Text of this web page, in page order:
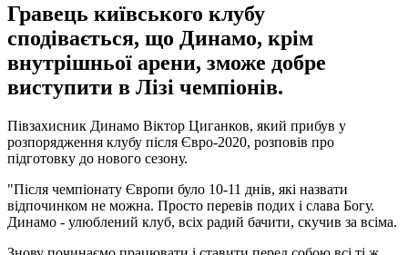
Гравець київського клубу
сподівається, що Динамо, крім
внутрішньої арени, зможе добре
виступити в Лізі чемпіонів.
Півзахисник Динамо Віктор Циганков, який прибув у
розпорядження клубу після Євро-2020, розповів про
підготовку до нового сезону.
"Після чемпіонату Європи було 10-11 днів, які назвати
відпочинком не можна. Просто перевів подих і слава Богу.
Динамо - улюблений клуб, всіх радий бачити, скучив за всіма.